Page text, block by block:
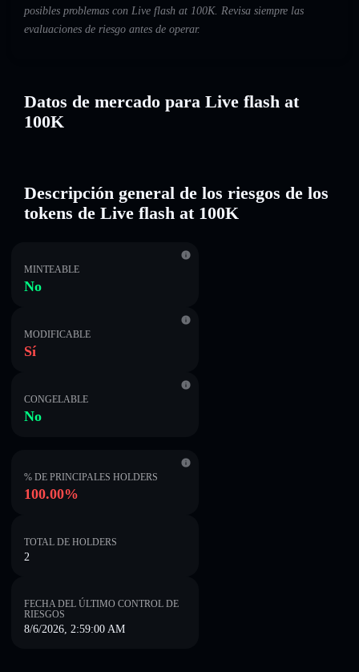
posibles problemas con Live flash at 100K. Revisa siempre las
evaluaciones de riesgo antes de operar.
Datos de mercado para Live flash at
100K
Descripción general de los riesgos de los
tokens de Live flash at 100K
MINTEABLE
No
MODIFICABLE
Sí
CONGELABLE
No
% DE PRINCIPALES HOLDERS
100.00%
TOTAL DE HOLDERS
2
FECHA DEL ÚLTIMO CONTROL DE
RIESGOS
8/6/2026, 2:59:00 AM